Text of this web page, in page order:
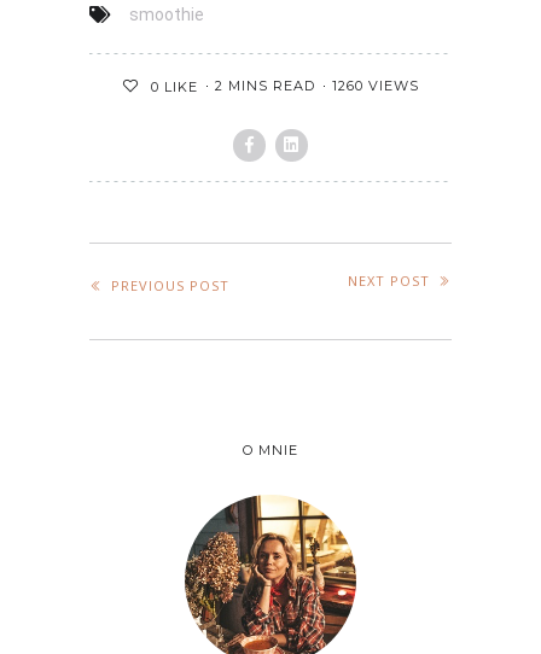
smoothie
0 LIKE 2 MINS READ 1260 VIEWS
PREVIOUS POST NEXT POST
O MNIE